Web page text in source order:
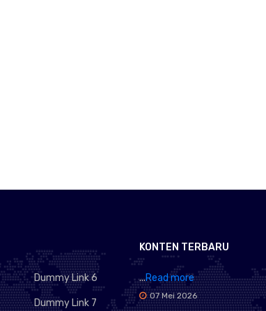
Dummy Link 6
Dummy Link 7
KONTEN TERBARU
...Read more
07 Mei 2026